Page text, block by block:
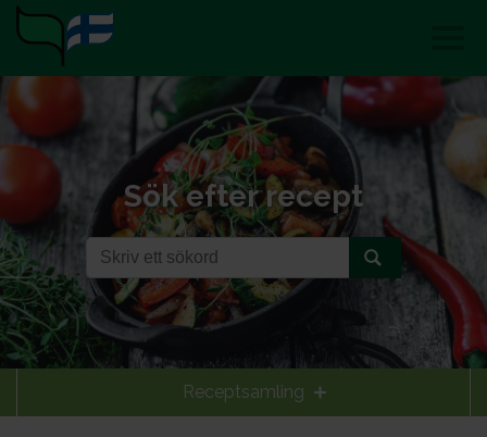
Sök efter recept
Receptsamling